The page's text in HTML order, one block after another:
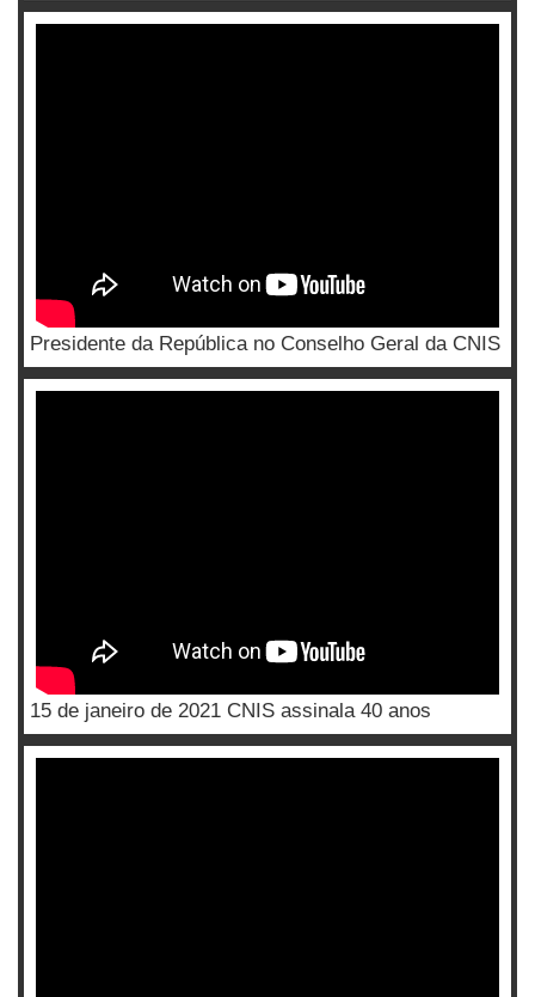
Presidente da República no Conselho Geral da CNIS
15 de janeiro de 2021 CNIS assinala 40 anos